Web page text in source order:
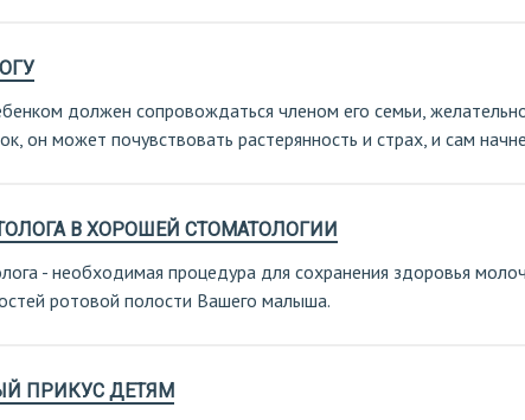
должен сопровождаться членом его семьи,
он может почувствовать растерянность и страх, и сам
В ХОРОШЕЙ СТОМАТОЛОГИИ
- необходимая процедура для сохранения здоровья
ротовой полости Вашего малыша.
ПРИКУС ДЕТЯМ